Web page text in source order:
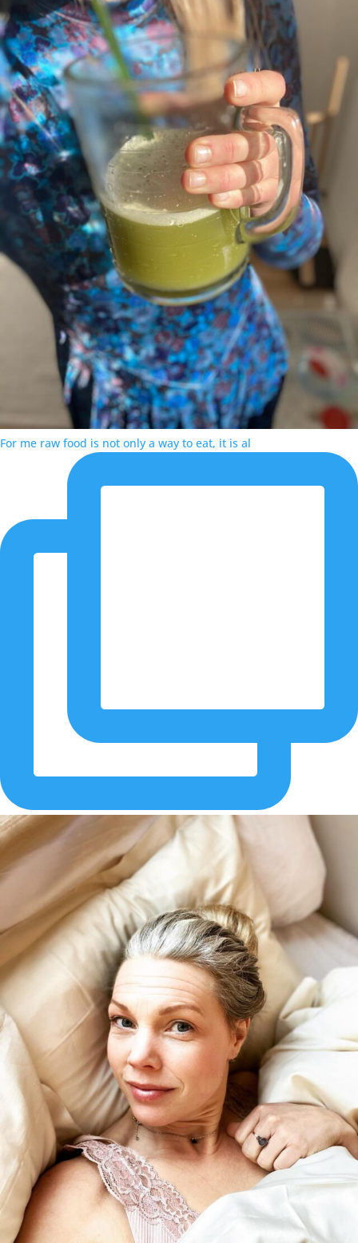
For me raw food is not only a way to eat, it is al